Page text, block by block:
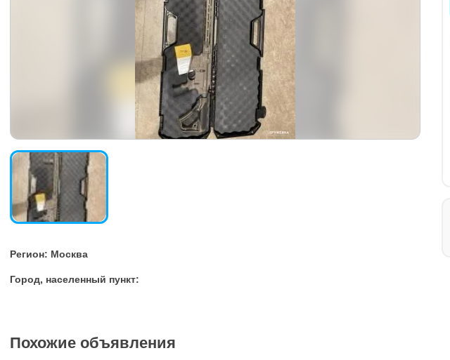
Регион: Москва
Город, населенный пункт:
Похожие объявления